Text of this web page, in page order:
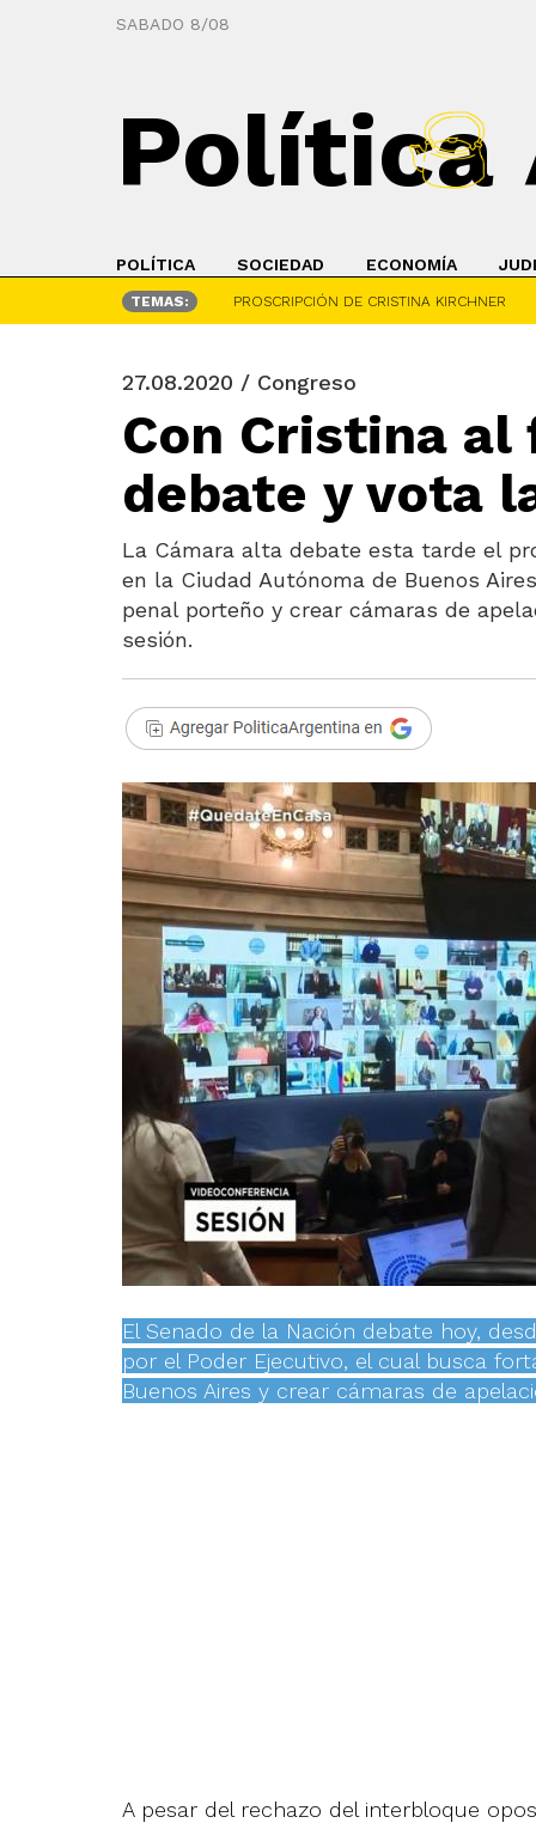
SABADO 8/08
Política
POLÍTICA SOCIEDAD ECONOMÍA
TEMAS: PROSCRIPCIÓN DE CRISTINA KIRCHNER
27.08.2020 / Congreso
Con Cristina
debate y vota
La Cámara alta debate esta tarde el
en la Ciudad Autónoma de Buenos
penal porteño y crear cámaras de
sesión.
El Senado de la Nación debate hoy,
por el Poder Ejecutivo, el cual busca
Buenos Aires y crear cámaras de
A pesar del rechazo del interbloque